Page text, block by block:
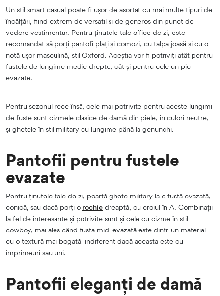
Un stil smart casual poate fi ușor de asortat cu mai multe tipuri de
încălțări, fiind extrem de versatil și de generos din punct de
vedere vestimentar. Pentru ținutele tale office de zi, este
recomandat să porți pantofi plați și comozi, cu talpa joasă și cu o
notă ușor masculină, stil Oxford. Aceștia vor fi potriviți atât pentru
fustele de lungime medie drepte, cât și pentru cele un pic
evazate.
Pentru sezonul rece însă, cele mai potrivite pentru aceste lungimi
de fuste sunt cizmele clasice de damă din piele, în culori neutre,
și ghetele în stil military cu lungime până la genunchi.
Pantofii pentru fustele
evazate
Pentru ținutele tale de zi, poartă ghete military la o fustă evazată,
conică, sau dacă porți o rochie dreaptă, cu croiul în A. Combinații
la fel de interesante și potrivite sunt și cele cu cizme în stil
cowboy, mai ales când fusta midi evazată este dintr-un material
cu o textură mai bogată, indiferent dacă aceasta este cu
imprimeuri sau uni.
Pantofii eleganți de damă